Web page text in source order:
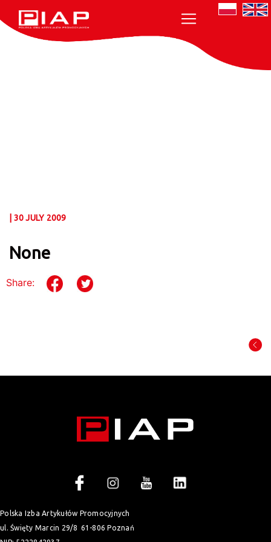
| 30 JULY 2009
None
Share:
Polska Izba Artykułów Promocyjnych
ul. Święty Marcin 29/8 61-806 Poznań